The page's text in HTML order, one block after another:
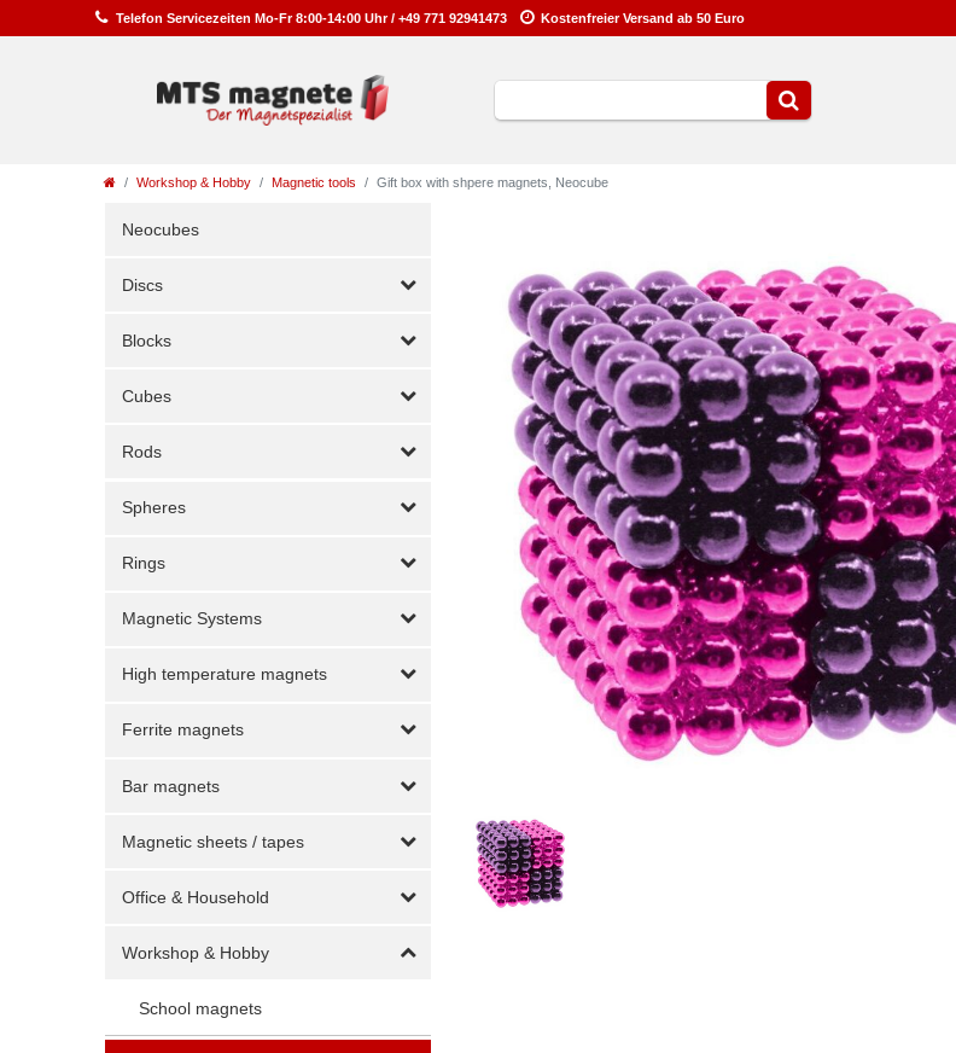
Telefon Servicezeiten Mo-Fr 8:00-14:00 Uhr / +49 771 92941473 Kostenfreier Versand ab 50 Euro
Workshop & Hobby Magnetic tools Gift box with shpere magnets, Neocube
Neocubes
Discs
Blocks
Cubes
Rods
Spheres
Rings
Magnetic Systems
High temperature magnets
Ferrite magnets
Bar magnets
Magnetic sheets / tapes
Office & Household
Workshop & Hobby
School magnets